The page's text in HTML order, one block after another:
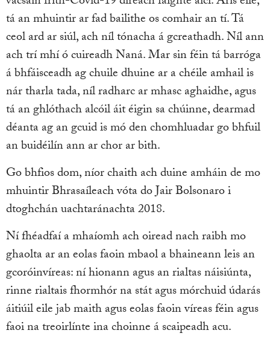
tá an mhuintir ar fad bailithe os comhair an tí. Tá
ceol ard ar siúl, ach níl tónacha á gcreathadh. Níl ann
ach trí mhí ó cuireadh Naná. Mar sin féin tá barróga
á bhfáisceadh ag chuile dhuine ar a chéile amhail is
nár tharla tada, níl radharc ar mhasc aghaidhe, agus
tá an ghlóthach alcóil áit éigin sa chúinne, dearmad
déanta ag an gcuid is mó den chomhluadar go bhfuil
an buidéilín ann ar chor ar bith.
Go bhfios dom, níor chaith ach duine amháin de mo
mhuintir Bhrasaíleach vóta do Jair Bolsonaro i
dtoghchán uachtaránachta 2018.
Ní fhéadfaí a mhaíomh ach oiread nach raibh mo
ghaolta ar an eolas faoin mbaol a bhaineann leis an
gcoróinvíreas: ní hionann agus an rialtas náisiúnta,
rinne rialtais fhormhór na stát agus mórchuid údarás
áitiúil eile jab maith agus eolas faoin víreas féin agus
faoi na treoirlínte ina choinne á scaipeadh acu.